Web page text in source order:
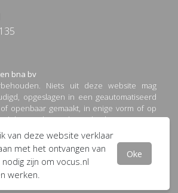
van deze website verklaar
met het ontvangen van
zijn om vocus.nl
werken.
Oke
bna bv
Niets uit deze website mag
opgeslagen in een geautomatiseerd
openbaar gemaakt, in enige vorm of op
mechanisch, door printouts,
andere manier dan ook, zonder
toestemming van VOCUS